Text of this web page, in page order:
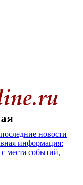
новости
информация:
места событий,